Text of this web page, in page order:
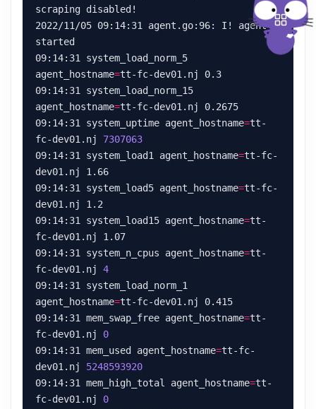
2022/11/05 09:14:31 agent.go:96: I! agent
09:14:31 system_load_norm_5
agent_hostname=
09:14:31 system_load_norm_15
agent_hostname=
09:14:31 system_uptime agent_hostname=tt-
fc-dev01.nj 7307063
09:14:31 system_load1 agent_hostname=tt-fc-
09:14:31 system_load5 agent_hostname=tt-fc-
09:14:31 system_load15 agent_hostname=tt-
09:14:31 system_n_cpus agent_hostname=tt-
fc-dev01.nj 4
09:14:31 system_load_norm_1
agent_hostname=
09:14:31 mem_swap_free agent_hostname=tt-
fc-dev01.nj 0
09:14:31 mem_used agent_hostname=tt-fc-
dev01.nj 5248593920
09:14:31 mem_high_total agent_hostname=tt-
fc-dev01.nj 0